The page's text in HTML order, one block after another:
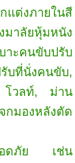
แต่งภายในสี
มาลัยหุ้มหนัง
าะคนขับปรับ
ที่นั่งคนขับ,
โวลท์, ม่าน
มองหลังตัด
อดภัย เช่น